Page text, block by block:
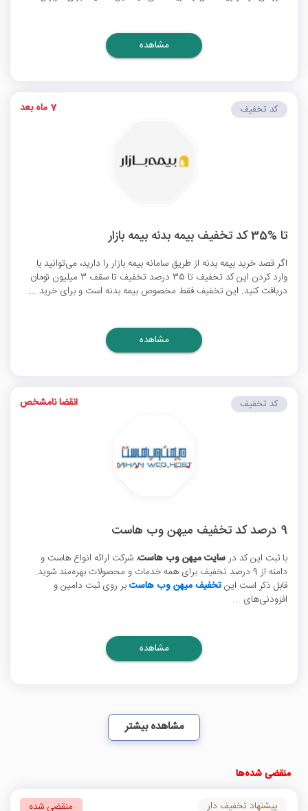
مشاهده
تا %35 کد تخفیف بیمه بدنه بیمه بازار
اگر قصد خرید بیمه بدنه از طریق سامانه بیمه بازار را دارید، می‌توانید با
وارد کردن این کد تخفیف تا 35 درصد تخفیف تا سقف 3 میلیون تومان
دریافت کنید. این تخفیف فقط مخصوص بیمه بدنه است و برای خرید ...
کد تخفیف 7 ماه بعد
مشاهده
9 درصد کد تخفیف میهن وب هاست
با ثبت این کد درسایت میهن وب هاست، شرکت ارائه انواع هاست و
دامنه از 9 درصد تخفیف برای همه خدمات و محصولات بهره‌مند شوید.
قابل ذکر است اینتخفیف میهن وب هاستبر روی ثبت دامین و
افزودنی‌های ...
کد تخفیف انقضا نامشخص
مشاهده
مشاهده بیشتر
منقضی شده‌ها
پیشنهاد تخفیف دار منقضی شده